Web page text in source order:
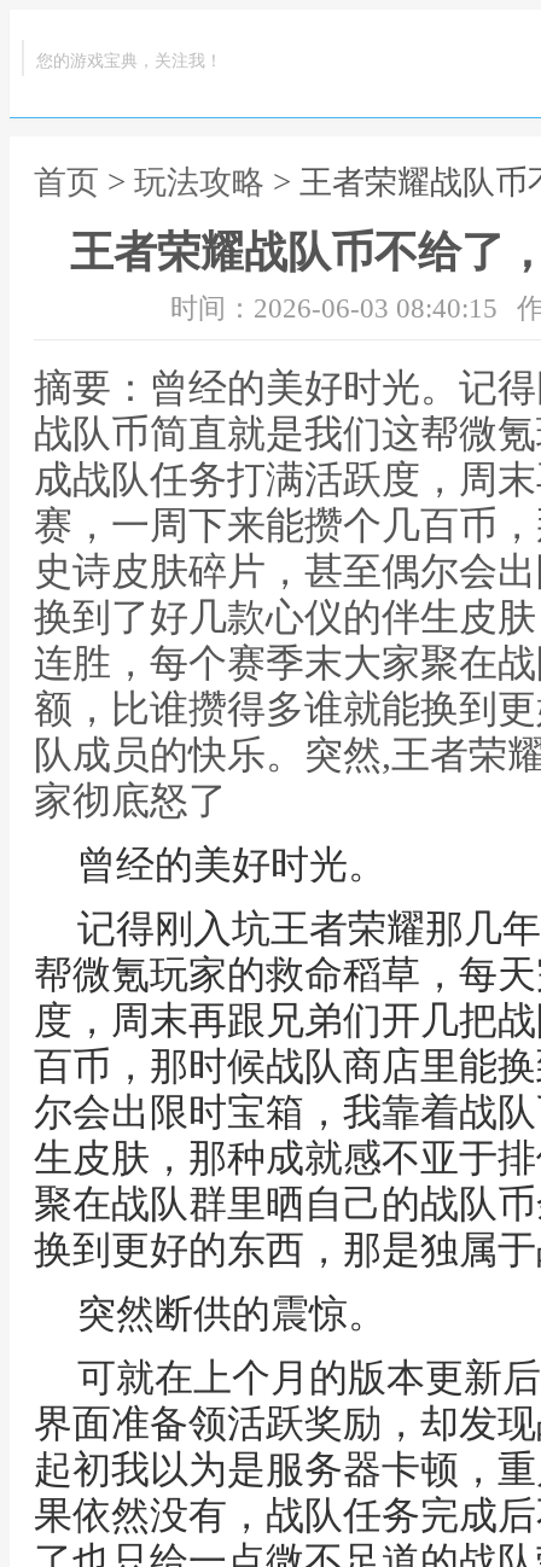
您的游戏宝典，关注我！
首页 > 玩法攻略 > 王者荣耀战队
王者荣耀战队币不给了
时间：2026-06-03 08:40:15
摘要：曾经的美好时光。记
战队币简直就是我们这帮微
成战队任务打满活跃度，周
赛，一周下来能攒个几百币
史诗皮肤碎片，甚至偶尔会
换到了好几款心仪的伴生皮
连胜，每个赛季末大家聚在
额，比谁攒得多谁就能换到
队成员的快乐。突然,王者荣
家彻底怒了
曾经的美好时光。
记得刚入坑王者荣耀那几
帮微氪玩家的救命稻草，每
度，周末再跟兄弟们开几把
百币，那时候战队商店里能
尔会出限时宝箱，我靠着战
生皮肤，那种成就感不亚于
聚在战队群里晒自己的战队
换到更好的东西，那是独属
突然断供的震惊。
可就在上个月的版本更新
界面准备领活跃奖励，却发
起初我以为是服务器卡顿，
果依然没有，战队任务完成